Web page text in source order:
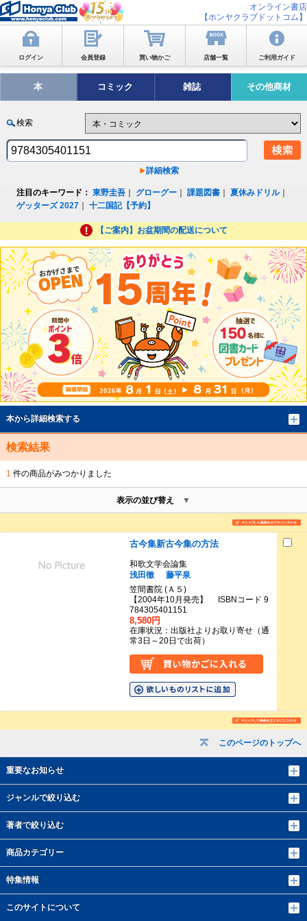
オンライン書店
【ホンヤクラブドットコム】
ログイン 会員登録 買い物かご 店舗一覧 ご利用ガイド
本 コミック 雑誌 その他商材
検索
詳細検索
注目のキーワード： 東野圭吾 グローグー ｜課題図書 ｜夏休みドリル｜
ゲッターズ 2027 ｜十二国記【予約】
【ご案内】お盆期間の配送について
このページのトップへ
重要なお知らせ
ジャンルで絞り込む
著者で絞り込む
商品カテゴリー
特集情報
このサイトについて
本から詳細検索する
検索結果
1 件の商品がみつかりました
表示の並び替え
古今集新古今集の方法
和歌文学会論集
浅田徹
藤平泉
笠間書院 (Ａ５)
【2004年10月発売】 ISBNコード 9
784305401151
8,580円
在庫状況：出版社よりお取り寄せ（通
常3日～20日で出荷）